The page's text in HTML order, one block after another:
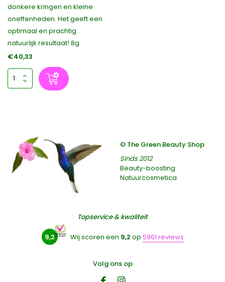
donkere kringen en kleine
oneffenheden. Het geeft een
optimaal en prachtig
natuurlijk resultaat! 8g
€40,33
© The Green Beauty Shop
Sinds 2012
Beauty-boosting
Natuurcosmetica
Topservice & kwaliteit
9,2 Wij scoren een 9,2 op 5961 reviews
Volg ons op